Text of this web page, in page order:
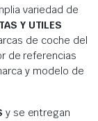
variedad de
Y UTILES
de coche del
de referencias
y modelo de
y se entregan